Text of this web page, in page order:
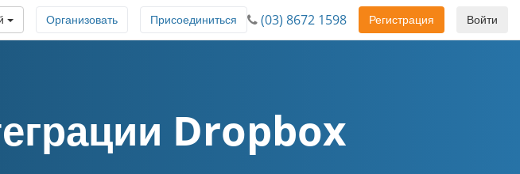
Войти
Регистрация
(03) 8672 1598
Присоединиться
Организовать
Dropbox